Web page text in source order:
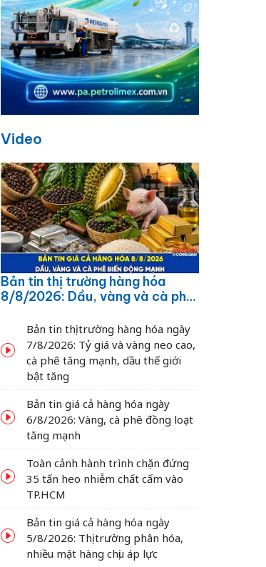
Video
Bản tin thị trường hàng hóa
8/8/2026: Dầu, vàng và cà phê
Bản tin thị trường hàng hóa ngày
7/8/2026: Tỷ giá và vàng neo cao,
cà phê tăng mạnh, dầu thế giới
bật tăng
Bản tin giá cả hàng hóa ngày
6/8/2026: Vàng, cà phê đồng loạt
tăng mạnh
Toàn cảnh hành trình chặn đứng
35 tấn heo nhiễm chất cấm vào
TP.HCM
Bản tin giá cả hàng hóa ngày
5/8/2026: Thị trường phân hóa,
nhiều mặt hàng chịu áp lực